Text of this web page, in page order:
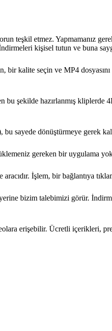
teşkil etmez. Yapmamanız
kişisel tutun ve buna
bir kalite seçin ve MP4
şekilde hazırlanmış
bu sayede dönüştürmeye gerek
gereken bir uygulama
İşlem, bir bağlantıya
bizim talebimizi görür.
erişebilir. Ücretli içerikleri,